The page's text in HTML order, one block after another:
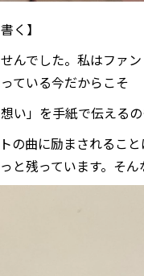
く】
んでした。私はファ
ている今だからこそ
い」を手紙で伝える
の曲に励まされるこ
と残っています。そ